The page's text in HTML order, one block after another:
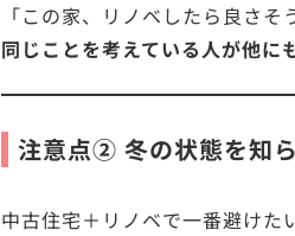
「この家、リノベしたら良さそ
同じことを考えている人が他に
注意点② 冬の状態を知
中古住宅＋リノベで一番避けた